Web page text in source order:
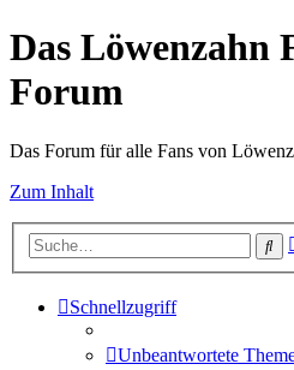
Das Löwenzahn
Forum
Das Forum für alle Fans von
Zum Inhalt
Schnellzugriff
Unbeantwortete